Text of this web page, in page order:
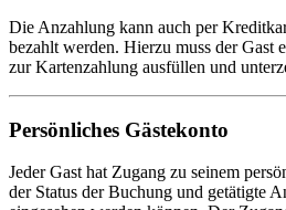
Die Anzahlung kann auch per
bezahlt werden. Hierzu muss der Gast
zur Kartenzahlung ausfüllen und
Persönliches Gästekonto
Jeder Gast hat Zugang zu seinem
der Status der Buchung und getätigte